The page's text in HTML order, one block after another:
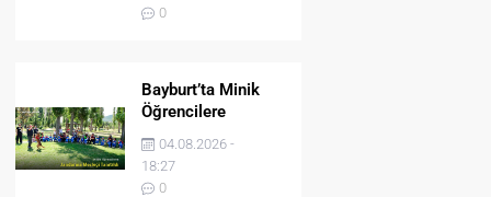
0
Bayburt’ta Minik
Öğrencilere
Jandarma Mesleği
Tanıtıldı
04.08.2026 -
18:27
0